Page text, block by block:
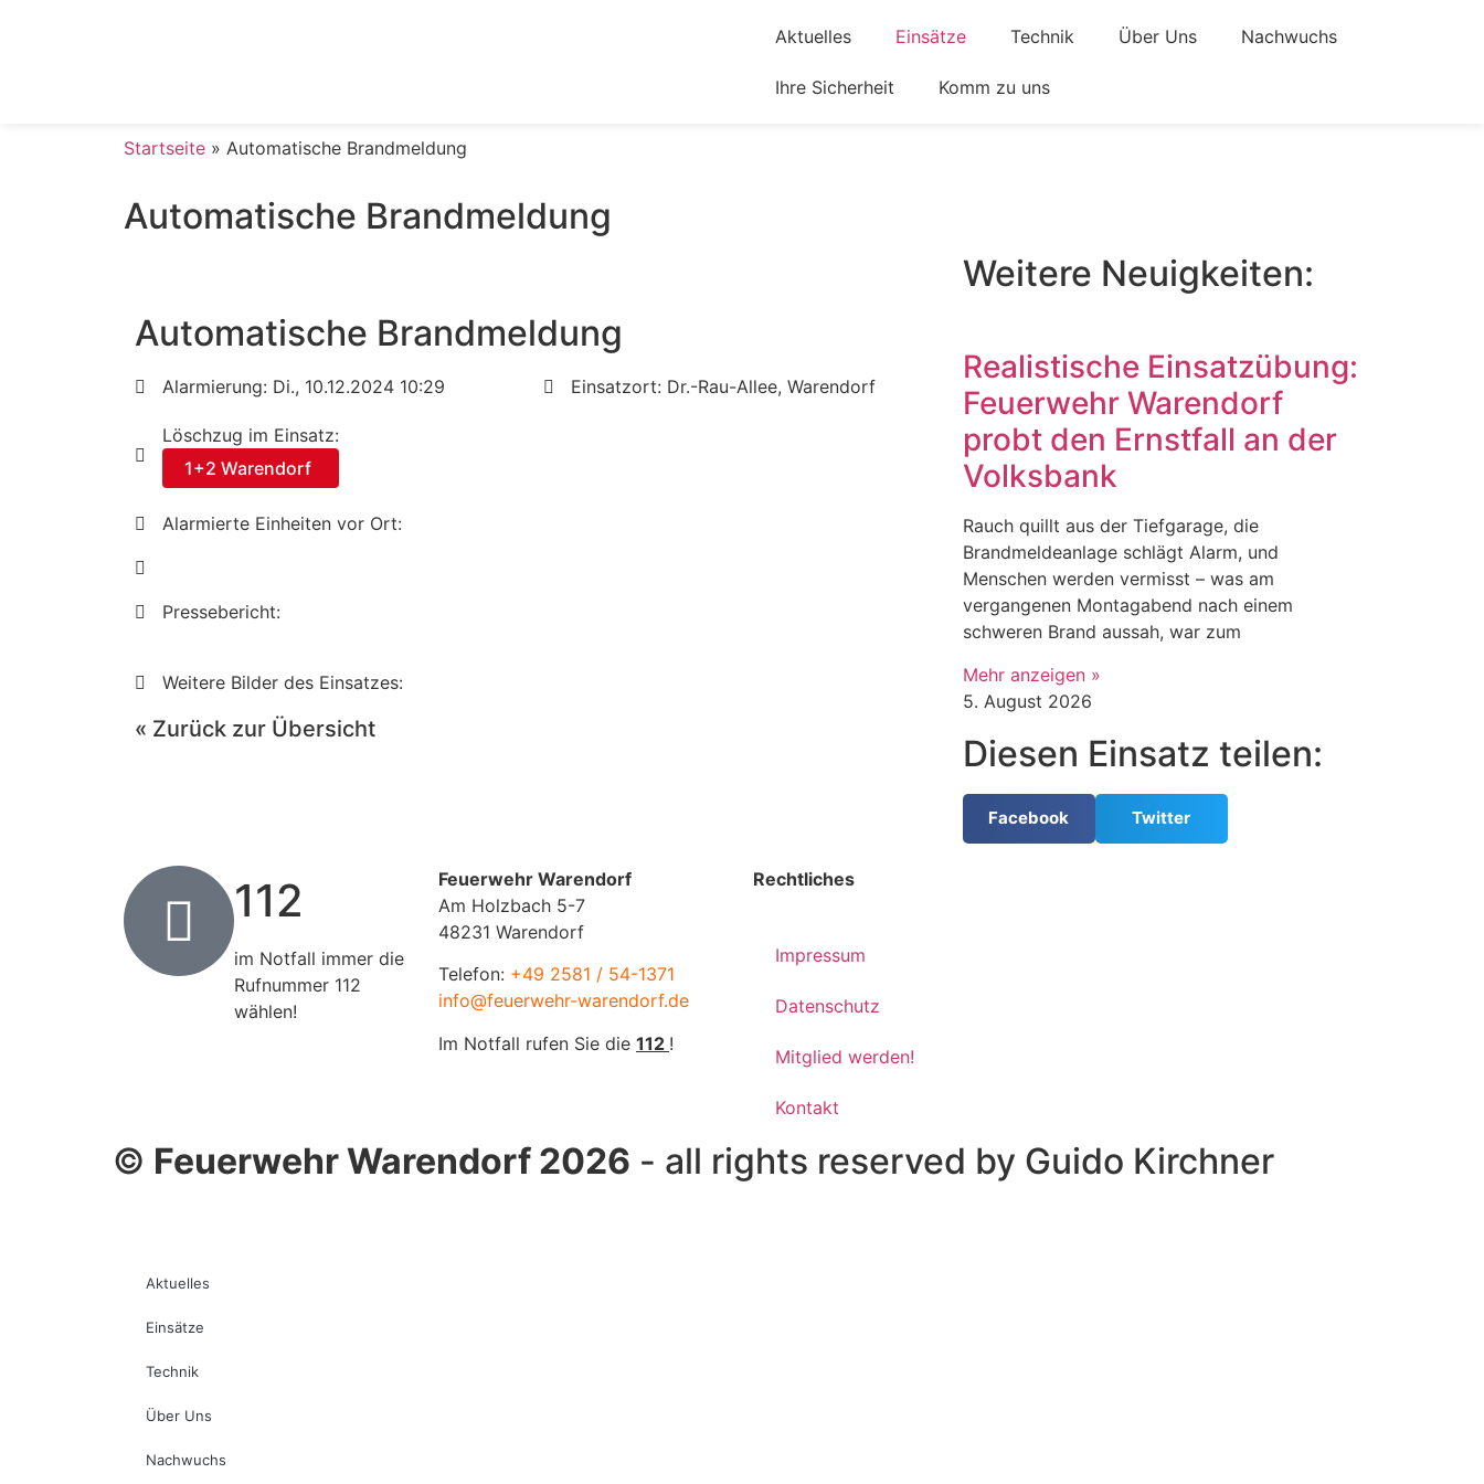
Aktuelles Einsätze Technik Über Uns Nachwuchs
Ihre Sicherheit Komm zu uns
Startseite » Automatische Brandmeldung
Automatische Brandmeldung
Automatische Brandmeldung
Alarmierung: Di., 10.12.2024 10:29 Einsatzort: Dr.-Rau-Allee, Warendorf
Löschzug im Einsatz:
1+2 Warendorf
Alarmierte Einheiten vor Ort:
Pressebericht:
Weitere Bilder des Einsatzes:
« Zurück zur Übersicht
Weitere Neuigkeiten:
Realistische Einsatzübung:
Feuerwehr Warendorf
probt den Ernstfall an der
Volksbank
Rauch quillt aus der Tiefgarage, die
Brandmeldeanlage schlägt Alarm, und
Menschen werden vermisst – was am
vergangenen Montagabend nach einem
schweren Brand aussah, war zum
Mehr anzeigen »
5. August 2026
Diesen Einsatz teilen:
Facebook Twitter
112
im Notfall immer die
Rufnummer 112
wählen!
Feuerwehr Warendorf
Am Holzbach 5-7
48231 Warendorf
Telefon: +49 2581 / 54-1371
info@feuerwehr-warendorf.de
Im Notfall rufen Sie die 112 !
Rechtliches
Impressum
Datenschutz
Mitglied werden!
Kontakt
© Feuerwehr Warendorf 2026 - all rights reserved by Guido Kirchner
Aktuelles
Einsätze
Technik
Über Uns
Nachwuchs